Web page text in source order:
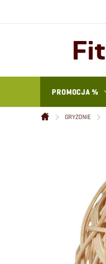
PROMOCJA %
Home
GRYZONIE